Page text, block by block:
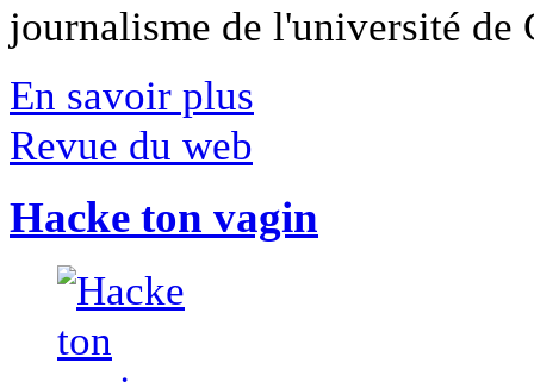
journalisme de l'université
En savoir plus
Revue du web
Hacke ton vagin